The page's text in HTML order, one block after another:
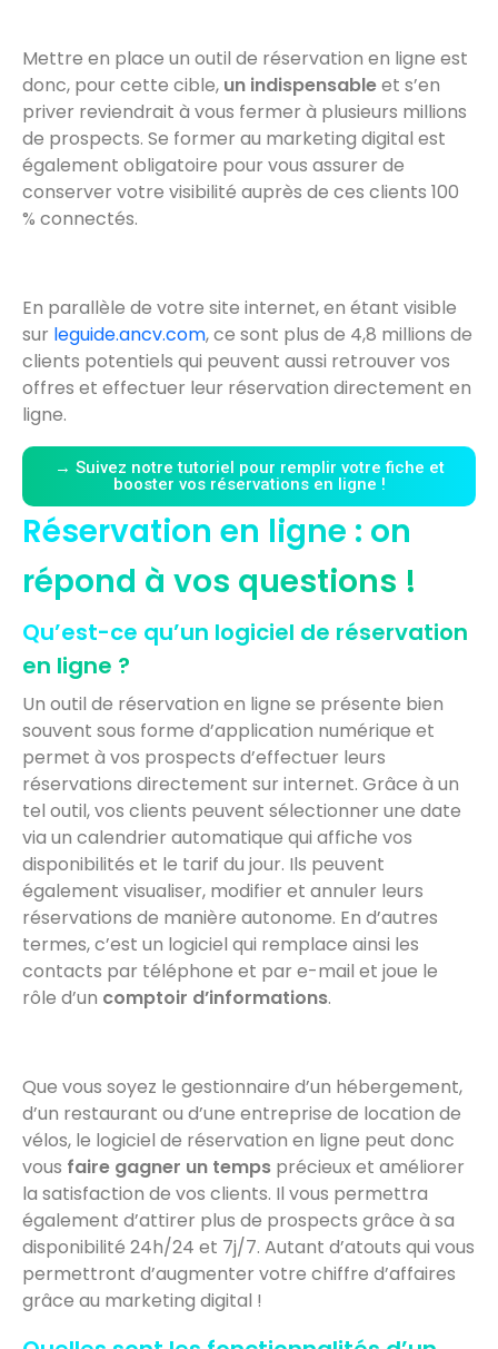
Mettre en place un outil de réservation en ligne est
donc, pour cette cible, un indispensableet s’en
priver reviendrait à vous fermer à plusieurs millions
de prospects. Se former au marketing digital est
également obligatoire pour vous assurer de
conserver votre visibilité auprès de ces clients 100
% connectés.
En parallèle de votre site internet, en étant visible
sur leguide.ancv.com, ce sont plus de 4,8 millions de
clients potentiels qui peuvent aussi retrouver vos
offres et effectuer leur réservation directement en
ligne.
→ Suivez notre tutoriel pour remplir votre fiche et
booster vos réservations en ligne !
Réservation en ligne : on
répond à vos questions !
Qu’est-ce qu’un logiciel de réservation
en ligne ?
Un outil de réservation en ligne se présente bien
souvent sous forme d’application numérique et
permet à vos prospects d’effectuer leurs
réservations directement sur internet. Grâce à un
tel outil, vos clients peuvent sélectionner une date
via un calendrier automatique qui affiche vos
disponibilités et le tarif du jour. Ils peuvent
également visualiser, modifier et annuler leurs
réservations de manière autonome. En d’autres
termes, c’est un logiciel qui remplace ainsi les
contacts par téléphone et par e-mail et joue le
rôle d’un comptoir d’informations.
Que vous soyez le gestionnaire d’un hébergement,
d’un restaurant ou d’une entreprise de location de
vélos, le logiciel de réservation en ligne peut donc
vous faire gagner un temps précieux et améliorer
la satisfaction de vos clients. Il vous permettra
également d’attirer plus de prospects grâce à sa
disponibilité 24h/24 et 7j/7. Autant d’atouts qui vous
permettront d’augmenter votre chiffre d’affaires
grâce au marketing digital !